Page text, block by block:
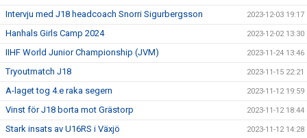
Intervju med J18 headcoach Snorri Sigurbergsson 2023-12-03 19:17
Hanhals Girls Camp 2024 2023-12-02 13:30
IIHF World Junior Championship (JVM) 2023-11-24 13:46
Tryoutmatch J18 2023-11-15 22:21
A-laget tog 4.e raka segern 2023-11-12 19:59
Vinst för J18 borta mot Grästorp 2023-11-12 18:44
Stark insats av U16RS i Växjö 2023-11-12 14:28